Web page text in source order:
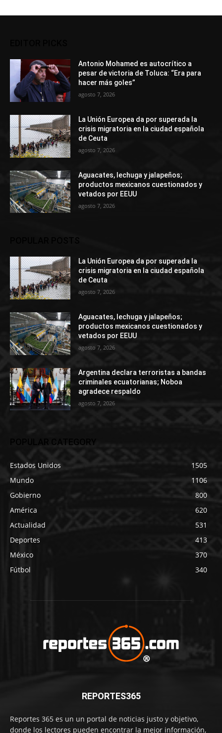
Antonio Mohamed es autocrítico a
pesar de victoria de Toluca: “Era para
hacer más goles”
agosto 7, 2026
La Unión Europea da por superada la
crisis migratoria en la ciudad española
de Ceuta
agosto 7, 2026
Aguacates, lechuga y jalapeños;
productos mexicanos cuestionados y
vetados por EEUU
agosto 7, 2026
La Unión Europea da por superada la
crisis migratoria en la ciudad española
de Ceuta
agosto 7, 2026
Aguacates, lechuga y jalapeños;
productos mexicanos cuestionados y
vetados por EEUU
agosto 7, 2026
Argentina declara terroristas a bandas
criminales ecuatorianas; Noboa
agradece respaldo
agosto 7, 2026
POPULAR CATEGORY
Estados Unidos
1505
Mundo
1106
Gobierno
800
América
620
Actualidad
531
Deportes
413
México
370
Fútbol
340
REPORTES365
Reportes 365 es un un portal de noticias justo y objetivo,
donde los lectores pueden encontrar la mejor información,